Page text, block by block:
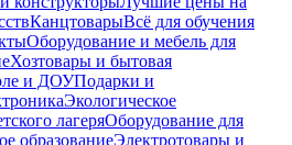
КанцтоварыВсё для обучения
Оборудование и мебель для
Хозтовары и бытовая
и ДОУПодарки и
Экологическое
лагеряОборудование для
образованиеЭлектротовары и